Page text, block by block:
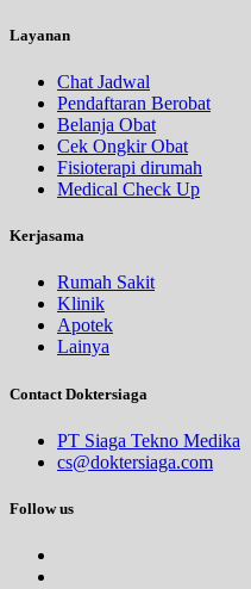
Layanan
Chat Jadwal
Pendaftaran Berobat
Belanja Obat
Cek Ongkir Obat
Fisioterapi dirumah
Medical Check Up
Kerjasama
Rumah Sakit
Klinik
Apotek
Lainya
Contact Doktersiaga
PT Siaga Tekno Medika
cs@doktersiaga.com
Follow us